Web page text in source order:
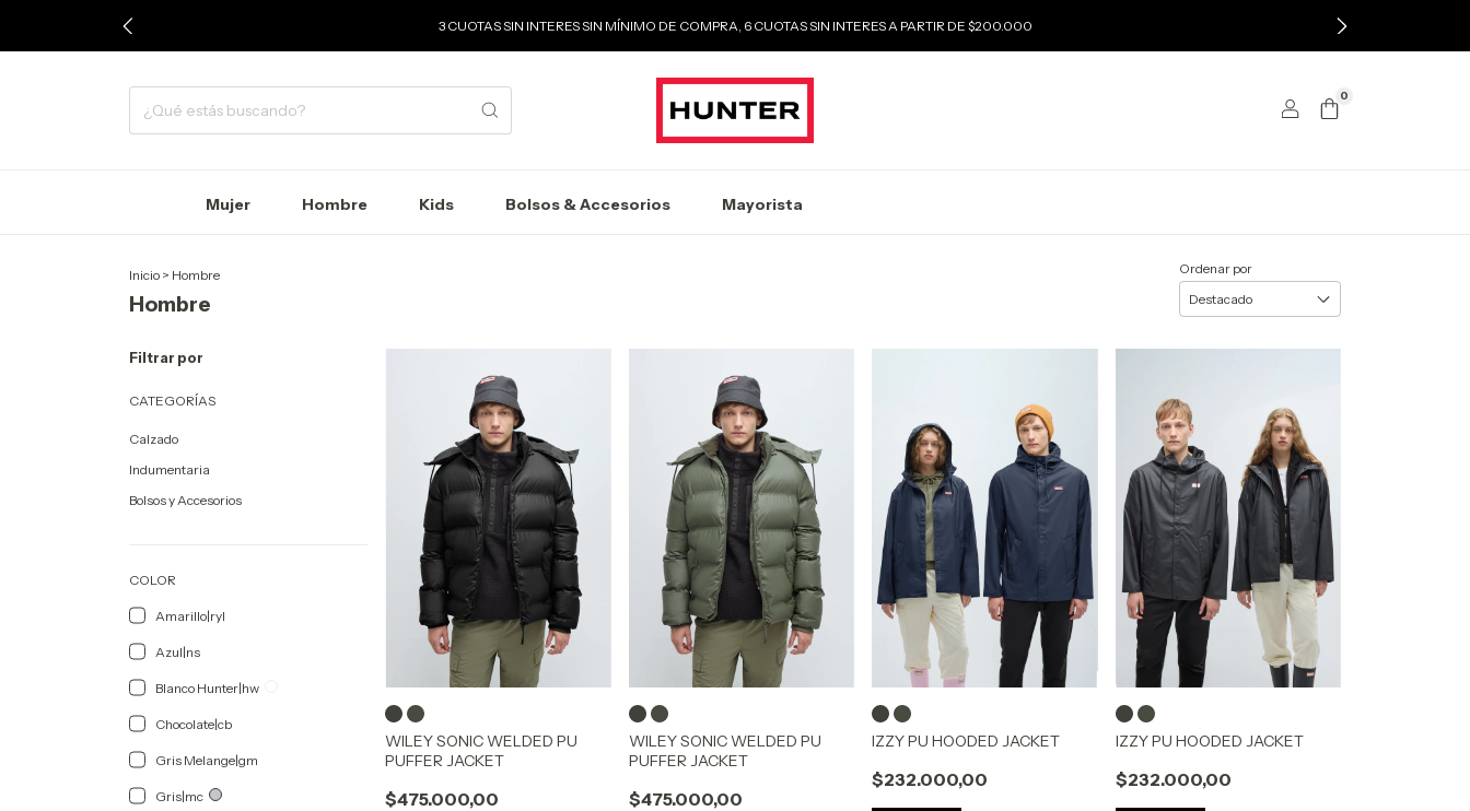
3 CUOTAS SIN INTERES SIN MÍNIMO DE COMPRA, 6 CUOTAS SIN INTERES A PARTIR DE $200.000
0
Mujer Hombre Kids Bolsos & Accesorios Mayorista
Inicio > Hombre
Hombre
Ordenar por
Filtrar por
CATEGORÍAS
Calzado
Indumentaria
Bolsos y Accesorios
COLOR
Amarillo|ryl
Azul|ns
Blanco Hunter|hw
Chocolate|cb
Gris Melange|gm
Gris|mc
WILEY SONIC WELDED PU
PUFFER JACKET
$475.000,00
WILEY SONIC WELDED PU
PUFFER JACKET
$475.000,00
IZZY PU HOODED JACKET
$232.000,00
IZZY PU HOODED JACKET
$232.000,00